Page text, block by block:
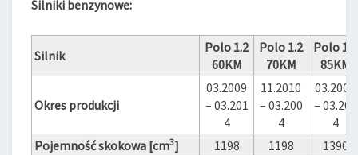
Silniki benzynowe:
Silnik
Polo 1.2
60KM
Polo 1.2
70KM
Polo 1.4
85KM
Okres produkcji
03.2009
– 03.201
4
11.2010
– 03.200
4
03.2009
– 03.201
4
Pojemność skokowa [cm3] 1198 1198
1390